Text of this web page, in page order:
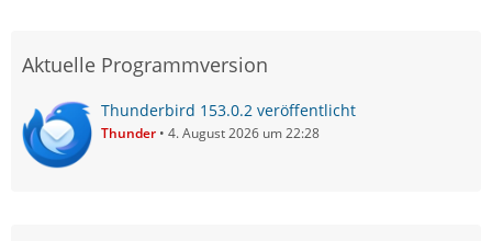
Aktuelle Programmversion
Thunderbird 153.0.2 veröffentlicht
Thunder 4. August 2026 um 22:28